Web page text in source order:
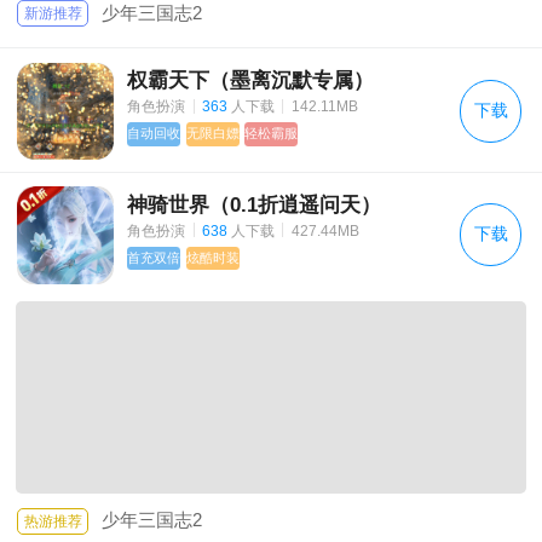
新游推荐 少年三国志2
权霸天下（墨离沉默专属）
角色扮演 | 363 人下载 | 142.11MB
自动回收 无限白嫖 轻松霸服
下载
神骑世界（0.1折逍遥问天）
角色扮演 638 人下载 427.44MB
首充双倍 炫酷时装
下载
热游推荐 少年三国志2